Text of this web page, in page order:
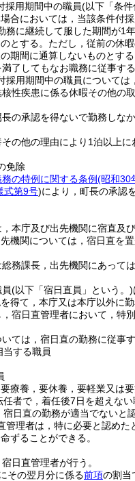
採用期間中の職員(以下「条
合においては，当該条件付
務に継続して服した期間が1
とする。 ただし，従前の休
期間に通算しないものとする
了してもなお職務に従事す
用期間中の職員については
性疾患に係る休暇その他の
の承認を得ないで勤務しな
の他の理由により1泊以上
免除
の特例に関する条例(昭和30
式第9号)により，町長の承認
本庁及び出先機関に宿直及
機関については，宿日直を置
務課長，出先機関にあって
(以下「宿日直員」という。)
得て，本庁又は本庁以外に
，宿日直管理者において，特
ては，宿日直の勤務に従事
する職員
療養，要休養，要軽業又は
者で，着任後7日を超えない
日直の勤務が適当でないと
理者は，特に必要と認めた
ずることができる。
日直管理者が行う。
その翌月分に係る前項の割当